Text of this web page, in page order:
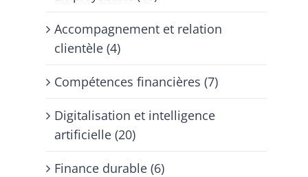
Accompagnement et relation
clientèle (4)
Compétences financières (7)
Digitalisation et intelligence
artificielle (20)
Finance durable (6)